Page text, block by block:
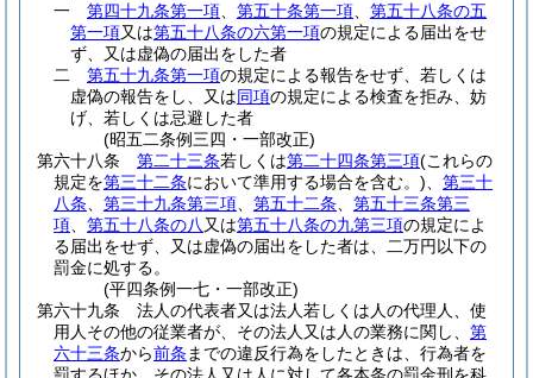
一
第四十九条第一項 第五十条第一項
第五十八条の五
第一項又は第五十八条の六第一項の規定による届出をせ
ず、又は虚偽の届出をした者
二
第五十九条第一項の規定による報告をせず、若しくは
虚偽の報告をし、又は同項の規定による検査を拒み、妨
げ、若しくは忌避した者
(昭五二条例三四・一部改正)
第六十八条
第二十三条若しくは第二十四条第三項(これらの
規定を第三十二条において準用する場合を含む。)
第三十
八条
第三十九条第三項 第五十二条
第五十三条第三
項
第五十八条の八 又は第五十八条の九第三項の規定によ
る届出をせず、又は虚偽の届出をした者は、二万円以下の
罰金に処する。
(平四条例一七・一部改正)
第六十九条
法人の代表者又は法人若しくは人の代理人、使
用人その他の従業者が、その法人又は人の業務に関し、 第
六十三条から前条 までの違反行為をしたときは、行為者を